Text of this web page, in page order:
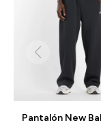
Pantalón New